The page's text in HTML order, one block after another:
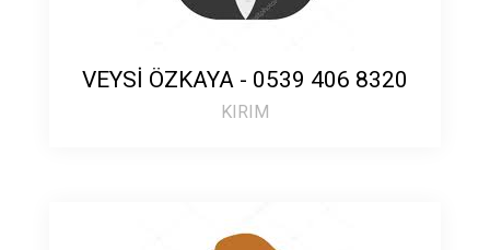
VEYSİ ÖZKAYA - 0539 406 8320
KIRIM